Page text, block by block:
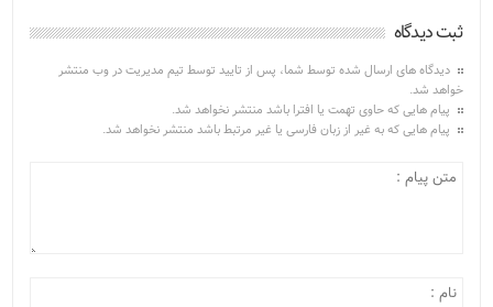
ثبت دیدگاه
دیدگاه های ارسال شده توسط شما، پس از تایید توسط تیم مدیریت در وب منتشر
خواهد شد.
پیام هایی که حاوی تهمت یا افترا باشد منتشر نخواهد شد.
پیام هایی که به غیر از زبان فارسی یا غیر مرتبط باشد منتشر نخواهد شد.